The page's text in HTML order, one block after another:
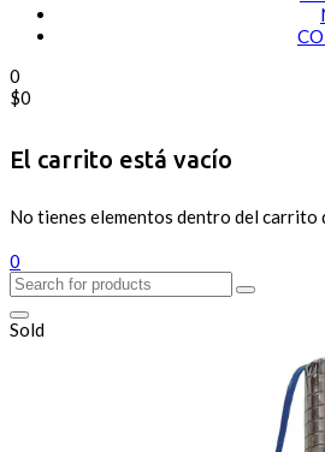
0
$0
El carrito está vacío
No tienes elementos dentro del carrito
0
Sold